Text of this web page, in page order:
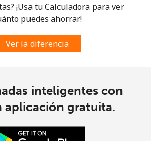
¡Usa tu Calculadora para ver
puedes ahorrar!
Ver la diferencia
inteligentes con
aplicación gratuita.